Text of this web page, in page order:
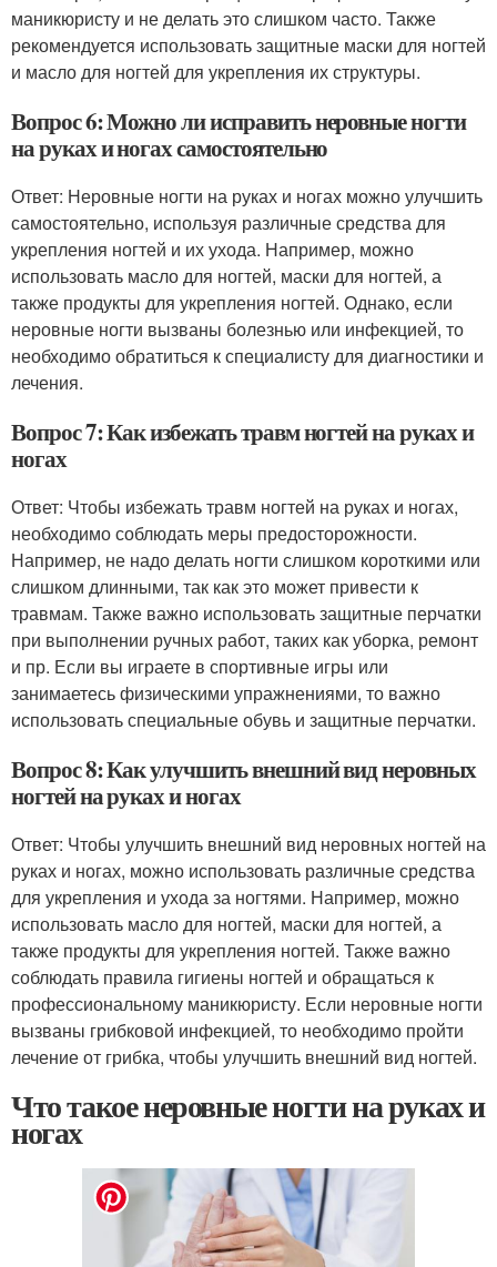
маникюристу и не делать это слишком часто. Также
рекомендуется использовать защитные маски для ногтей
и масло для ногтей для укрепления их структуры.
Вопрос 6: Можно ли исправить неровные ногти
на руках и ногах самостоятельно
Ответ: Неровные ногти на руках и ногах можно улучшить
самостоятельно, используя различные средства для
укрепления ногтей и их ухода. Например, можно
использовать масло для ногтей, маски для ногтей, а
также продукты для укрепления ногтей. Однако, если
неровные ногти вызваны болезнью или инфекцией, то
необходимо обратиться к специалисту для диагностики и
лечения.
Вопрос 7: Как избежать травм ногтей на руках и
ногах
Ответ: Чтобы избежать травм ногтей на руках и ногах,
необходимо соблюдать меры предосторожности.
Например, не надо делать ногти слишком короткими или
слишком длинными, так как это может привести к
травмам. Также важно использовать защитные перчатки
при выполнении ручных работ, таких как уборка, ремонт
и пр. Если вы играете в спортивные игры или
занимаетесь физическими упражнениями, то важно
использовать специальные обувь и защитные перчатки.
Вопрос 8: Как улучшить внешний вид неровных
ногтей на руках и ногах
Ответ: Чтобы улучшить внешний вид неровных ногтей на
руках и ногах, можно использовать различные средства
для укрепления и ухода за ногтями. Например, можно
использовать масло для ногтей, маски для ногтей, а
также продукты для укрепления ногтей. Также важно
соблюдать правила гигиены ногтей и обращаться к
профессиональному маникюристу. Если неровные ногти
вызваны грибковой инфекцией, то необходимо пройти
лечение от грибка, чтобы улучшить внешний вид ногтей.
Что такое неровные ногти на руках и
ногах